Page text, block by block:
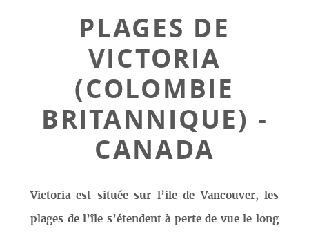
PLAGES DE
VICTORIA
(COLOMBIE
BRITANNIQUE) -
CANADA
Victoria est située sur l’ile de Vancouver, les
plages de l’île s’étendent à perte de vue le long